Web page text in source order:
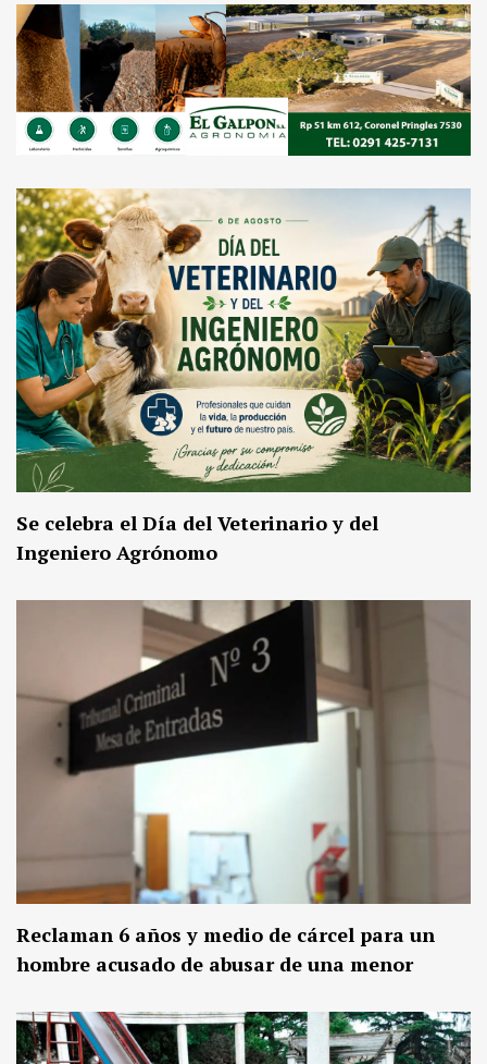
Se celebra el Día del Veterinario y del
Ingeniero Agrónomo
Reclaman 6 años y medio de cárcel para un
hombre acusado de abusar de una menor